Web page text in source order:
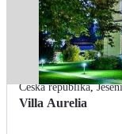
Česká republika,
Villa Aurelia